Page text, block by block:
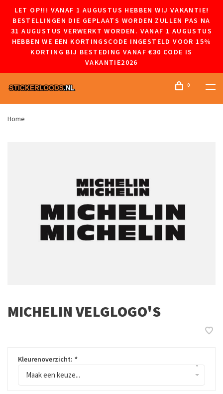
LET OP!!! VANAF 1 AUGUSTUS HEBBEN WIJ VAKANTIE!
BESTELLINGEN DIE GEPLAATS WORDEN ZULLEN PAS NA
31 AUGUSTUS VERWERKT WORDEN. VANAF 1 AUGUSTUS
HEBBEN WE EEN KORTINGSCODE INGESTELD VOOR 15%
KORTING BIJ BESTEDING VANAF €30 CODE IS
VAKANTIE2026
0
Home
MICHELIN VELGLOGO'S
Kleurenoverzicht: *
Maak een keuze...
▾